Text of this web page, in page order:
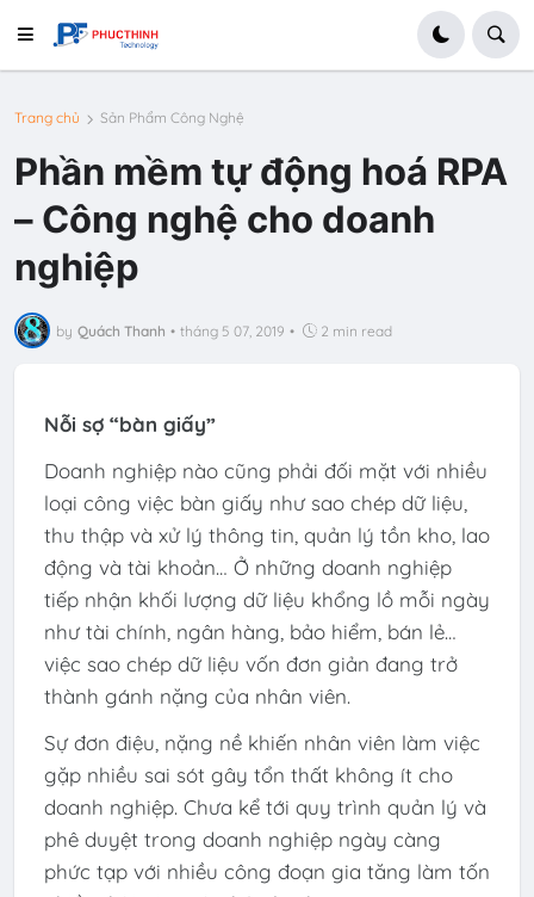
Trang chủ Sản Phẩm Công Nghệ
Phần mềm tự động hoá RPA
– Công nghệ cho doanh
nghiệp
by Quách Thanh • tháng 5 07, 2019 • 2 min read
Nỗi sợ “bàn giấy”
Doanh nghiệp nào cũng phải đối mặt với nhiều
loại công việc bàn giấy như sao chép dữ liệu,
thu thập và xử lý thông tin, quản lý tồn kho, lao
động và tài khoản… Ở những doanh nghiệp
tiếp nhận khối lượng dữ liệu khổng lồ mỗi ngày
như tài chính, ngân hàng, bảo hiểm, bán lẻ…
việc sao chép dữ liệu vốn đơn giản đang trở
thành gánh nặng của nhân viên.
Sự đơn điệu, nặng nề khiến nhân viên làm việc
gặp nhiều sai sót gây tổn thất không ít cho
doanh nghiệp. Chưa kể tới quy trình quản lý và
phê duyệt trong doanh nghiệp ngày càng
phức tạp với nhiều công đoạn gia tăng làm tốn